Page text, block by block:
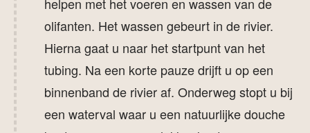
olifanten. Het wassen gebeurt in de rivier.
Hierna gaat u naar het startpunt van het
tubing. Na een korte pauze drijft u op een
binnenband de rivier af. Onderweg stopt u bij
een waterval waar u een natuurlijke douche